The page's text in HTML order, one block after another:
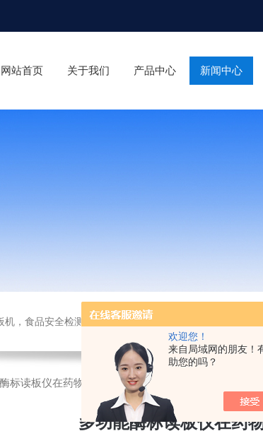
欢迎您！
来自局域网的朋友！
助您的吗？
网站首页 关于我们 产品中心 新闻中心
食品安全检测仪，农药残留快速分析仪，兽药残留快速分析仪
标读板仪在药物筛选中的应用
多功能酶标读板仪在药